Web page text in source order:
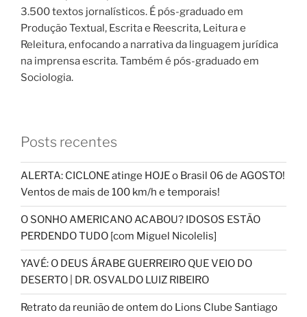
3.500 textos jornalísticos. É pós-graduado em
Produção Textual, Escrita e Reescrita, Leitura e
Releitura, enfocando a narrativa da linguagem jurídica
na imprensa escrita. Também é pós-graduado em
Sociologia.
Posts recentes
ALERTA: CICLONE atinge HOJE o Brasil 06 de AGOSTO!
Ventos de mais de 100 km/h e temporais!
O SONHO AMERICANO ACABOU? IDOSOS ESTÃO
PERDENDO TUDO [com Miguel Nicolelis]
YAVÉ: O DEUS ÁRABE GUERREIRO QUE VEIO DO
DESERTO | DR. OSVALDO LUIZ RIBEIRO
Retrato da reunião de ontem do Lions Clube Santiago